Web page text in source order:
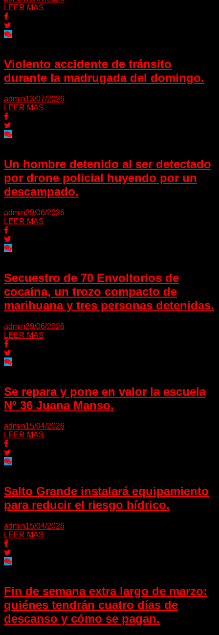
LEER MAS
Violento accidente de tránsito
durante la madrugada del domingo.
admin13/07/2026
LEER MAS
Un hombre detenido al ser detectado
por drone policial huyendo por un
descampado.
admin29/06/2026
LEER MAS
Secuestro de 70 Envoltorios de
cocaína, un trozo compacto de
marihuana y tres personas detenidas.
admin29/06/2026
LEER MAS
Se repara y pone en valor la escuela
Nº 36 Juana Manso.
admin15/04/2026
LEER MAS
Salto Grande instalará equipamiento
para reducir el riesgo hídrico.
admin15/04/2026
LEER MAS
Fin de semana extra largo de marzo:
quiénes tendrán cuatro días de
descanso y cómo se pagan.